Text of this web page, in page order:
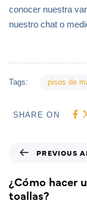
conocer nuestra
nuestro chat o
Tags: pisos de
SHARE ON
PREVIOUS
¿Cómo hacer
toallas?